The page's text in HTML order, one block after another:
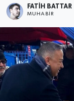
FATIH BATTAR
MUHABIR
AKTÜEL
EĞİTİM
İLÇELER
OTOPARK
Son Dakika
Haber Arşivi